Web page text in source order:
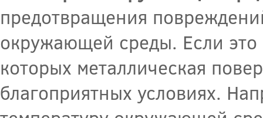
предотвращения
окружающей среды. Если это
которых металлическая
благоприятных условиях.